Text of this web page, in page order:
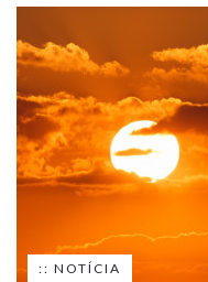
:: NOTÍCIA